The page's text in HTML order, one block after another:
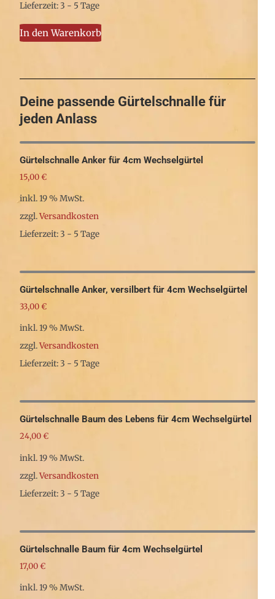
Lieferzeit: 3 - 5 Tage
In den Warenkorb
Deine passende Gürtelschnalle für
jeden Anlass
Gürtelschnalle Anker für 4cm Wechselgürtel
15,00€
inkl. 19 % MwSt.
zzgl.Versandkosten
Lieferzeit: 3 - 5 Tage
Gürtelschnalle Anker, versilbert für 4cm Wechselgürtel
33,00€
inkl. 19 % MwSt.
zzgl.Versandkosten
Lieferzeit: 3 - 5 Tage
Gürtelschnalle Baum des Lebens für 4cm Wechselgürtel
24,00€
inkl. 19 % MwSt.
zzgl.Versandkosten
Lieferzeit: 3 - 5 Tage
Gürtelschnalle Baum für 4cm Wechselgürtel
17,00€
inkl. 19 % MwSt.